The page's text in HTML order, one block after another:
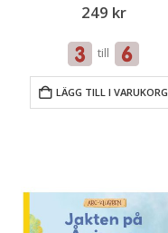
249 kr
till
LÄGG TILL I VARUKORG